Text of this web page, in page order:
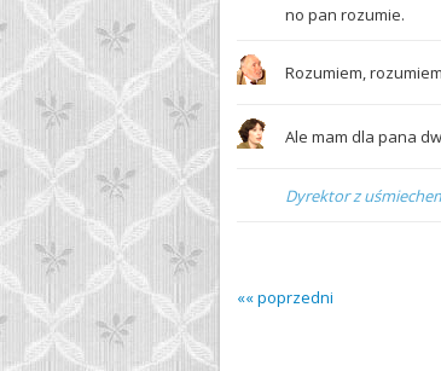
no pan rozumie.
Rozumiem,
Ale mam dla pana
Dyrektor z
«« poprzedni